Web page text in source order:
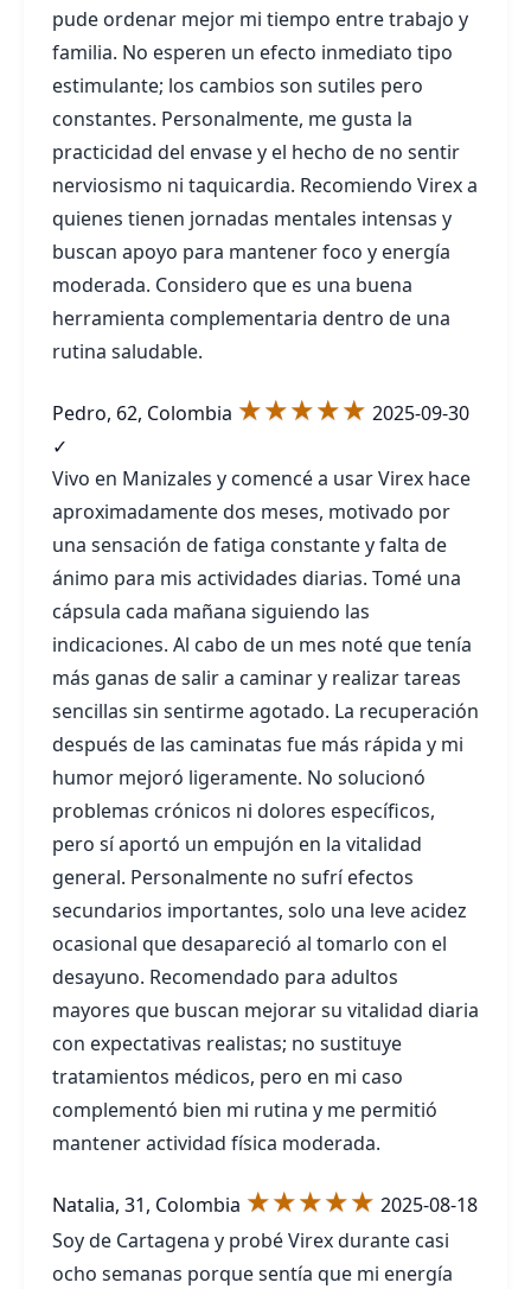
pude ordenar mejor mi tiempo entre trabajo y
familia. No esperen un efecto inmediato tipo
estimulante; los cambios son sutiles pero
constantes. Personalmente, me gusta la
practicidad del envase y el hecho de no sentir
nerviosismo ni taquicardia. Recomiendo Virex a
quienes tienen jornadas mentales intensas y
buscan apoyo para mantener foco y energía
moderada. Considero que es una buena
herramienta complementaria dentro de una
rutina saludable.
Pedro, 62, Colombia ★★★★★ 2025-09-30
✓
Vivo en Manizales y comencé a usar Virex hace
aproximadamente dos meses, motivado por
una sensación de fatiga constante y falta de
ánimo para mis actividades diarias. Tomé una
cápsula cada mañana siguiendo las
indicaciones. Al cabo de un mes noté que tenía
más ganas de salir a caminar y realizar tareas
sencillas sin sentirme agotado. La recuperación
después de las caminatas fue más rápida y mi
humor mejoró ligeramente. No solucionó
problemas crónicos ni dolores específicos,
pero sí aportó un empujón en la vitalidad
general. Personalmente no sufrí efectos
secundarios importantes, solo una leve acidez
ocasional que desapareció al tomarlo con el
desayuno. Recomendado para adultos
mayores que buscan mejorar su vitalidad diaria
con expectativas realistas; no sustituye
tratamientos médicos, pero en mi caso
complementó bien mi rutina y me permitió
mantener actividad física moderada.
Natalia, 31, Colombia ★★★★★ 2025-08-18
Soy de Cartagena y probé Virex durante casi
ocho semanas porque sentía que mi energía